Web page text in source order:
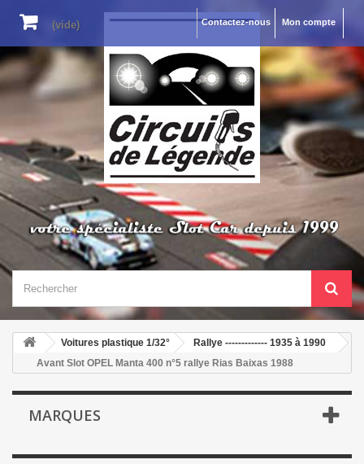
Mon compte
Contactez-nous
(vide)
Voitures plastique 1/32°
Rallye ------------- 1935 à 1990
Avant Slot OPEL Manta 400 n°5 rallye Rias Baixas 1988
MARQUES